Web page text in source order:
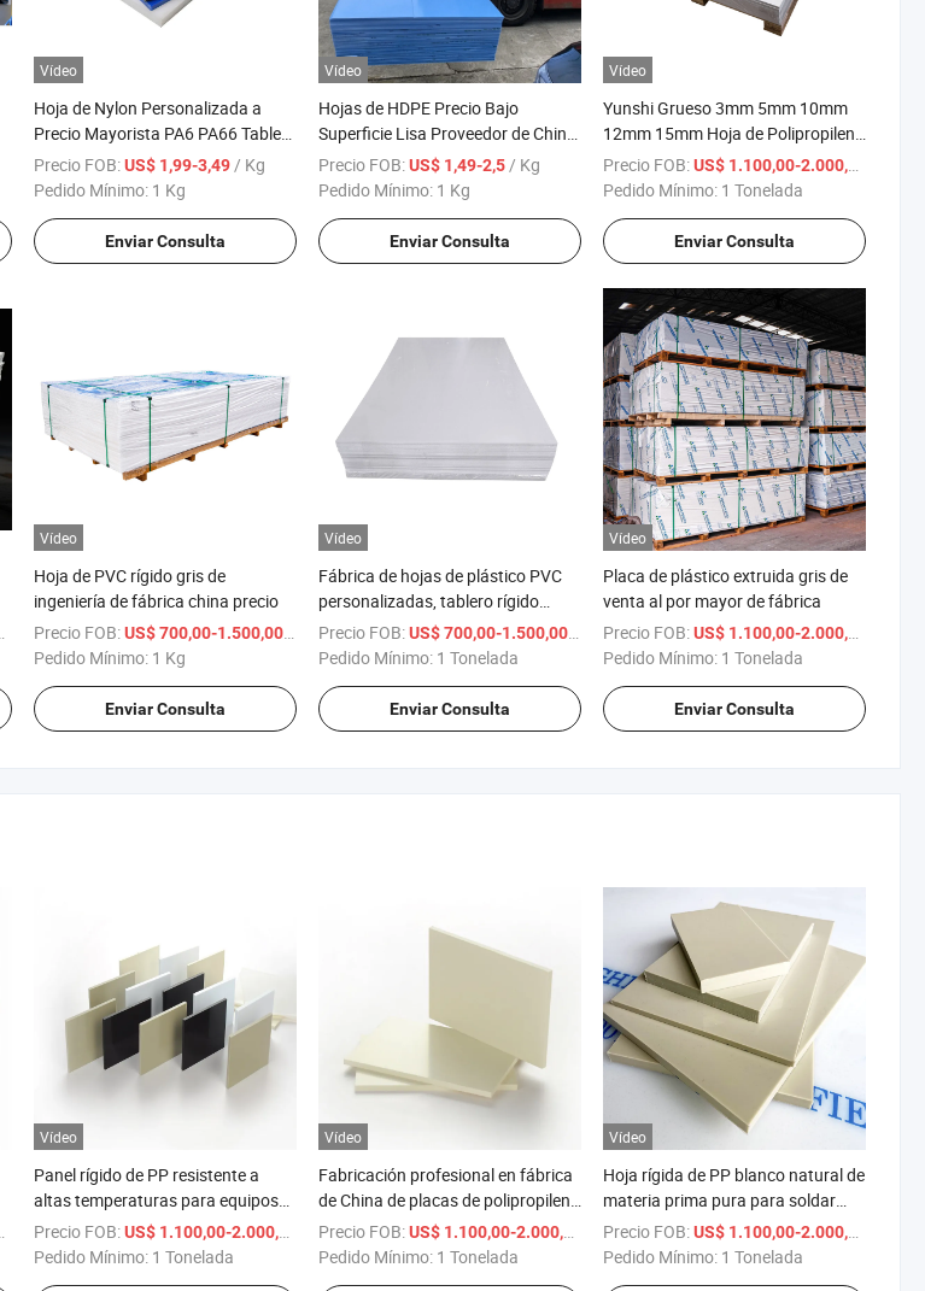
Vídeo
Hoja de Nylon Personalizada a
Precio Mayorista PA6 PA66 Tablero
de Nylon Mc Hojas de Plástico
Precio FOB:US$ 1,99-3,49/ Kg
Pedido Mínimo: 1 Kg
Enviar Consulta
Vídeo
Hojas de HDPE Precio Bajo
Superficie Lisa Proveedor de China
del Mayor Fabricante
Precio FOB:US$ 1,49-2,5/ Kg
Pedido Mínimo: 1 Kg
Enviar Consulta
Vídeo
Yunshi Grueso 3mm 5mm 10mm
12mm 15mm Hoja de Polipropileno
PP
Precio FOB:US$ 1.100,00-2.000,00
Pedido Mínimo: 1 Tonelada
Enviar Consulta
/ Tonelada
Vídeo
Hoja de PVC rígido gris de
ingeniería de fábrica china precio
Precio FOB:US$ 700,00-1.500,00 / Kg
Pedido Mínimo: 1 Kg
Enviar Consulta
Vídeo
Fábrica de hojas de plástico PVC
personalizadas, tablero rígido
extruido impermeable
Precio FOB:US$ 700,00-1.500,00 / Tonelada
Pedido Mínimo: 1 Tonelada
Enviar Consulta
Vídeo
Placa de plástico extruida gris de
venta al por mayor de fábrica
Precio FOB:US$ 1.100,00-2.000,00
Pedido Mínimo: 1 Tonelada
Enviar Consulta
/ Tonelada
Vídeo
Panel rígido de PP resistente a
altas temperaturas para equipos
de alta temperatura
Precio FOB:US$ 1.100,00-2.000,00
/ Tonelada
Pedido Mínimo: 1 Tonelada
Vídeo
Fabricación profesional en fábrica
de China de placas de polipropileno
puro baratas, láminas de plástico
PP
Precio FOB:US$ 1.100,00-2.000,00
/ Tonelada
Pedido Mínimo: 1 Tonelada
Vídeo
Hoja rígida de PP blanco natural de
materia prima pura para soldar
tanques de agua
Precio FOB:US$ 1.100,00-2.000,00
Pedido Mínimo: 1 Tonelada